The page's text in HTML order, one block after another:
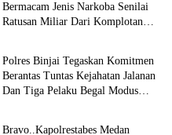
Bermacam Jenis Narkoba Senilai
Ratusan Miliar Dari Komplotan
Hukum & Kriminal
Polres Binjai Tegaskan Komitmen
Berantas Tuntas Kejahatan Jalanan
Dan Tiga Pelaku Begal Modus
Hukum & Kriminal
Bravo..Kapolrestabes Medan